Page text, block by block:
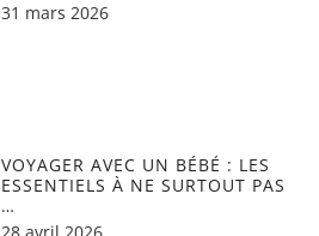
31 mars 2026
VOYAGER AVEC UN BÉBÉ : LES
ESSENTIELS À NE SURTOUT PAS
…
28 avril 2026